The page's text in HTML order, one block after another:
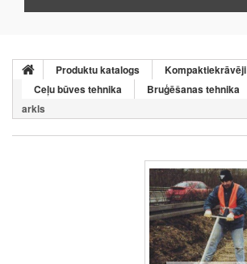
Produktu katalogs Kompaktiekrāvēji
Ceļu būves tehnika
Bruģēšanas tehnika
arkls